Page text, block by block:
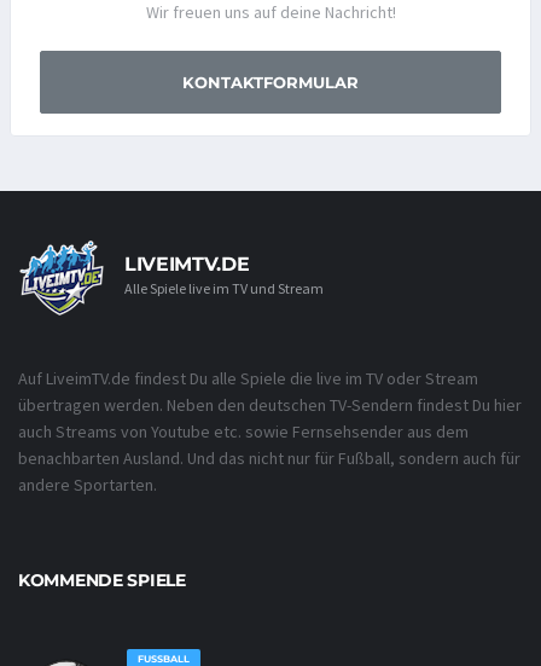
Wir freuen uns auf deine Nachricht!
KONTAKTFORMULAR
LIVEIMTV.DE
Alle Spiele live im TV und Stream
Auf LiveimTV.de findest Du alle Spiele die live im TV oder Stream
übertragen werden. Neben den deutschen TV-Sendern findest Du hier
auch Streams von Youtube etc. sowie Fernsehsender aus dem
benachbarten Ausland. Und das nicht nur für Fußball, sondern auch für
andere Sportarten.
KOMMENDE SPIELE
FUSSBALL